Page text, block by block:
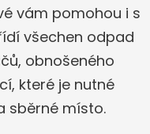
vám pomohou i s
všechen odpad
obnošeného
které je nutné
sběrné místo.